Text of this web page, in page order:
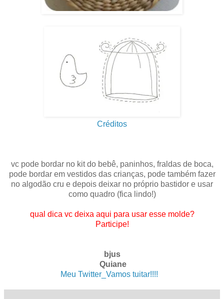
Créditos
vc pode bordar no kit do bebê, paninhos, fraldas de boca,
pode bordar em vestidos das crianças, pode também fazer
no algodão cru e depois deixar no próprio bastidor e usar
como quadro (fica lindo!)
qual dica vc deixa aqui para usar esse molde?
Participe!
bjus
Quiane
Meu Twitter_Vamos tuitar!!!!